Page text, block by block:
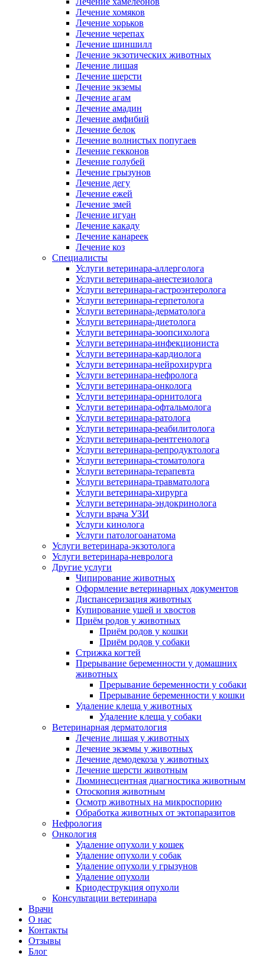
Лечение хомяков
Лечение хорьков
Лечение черепах
Лечение шиншилл
Лечение экзотических животных
Лечение лишая
Лечение шерсти
Лечение экземы
Лечение агам
Лечение амадин
Лечение амфибий
Лечение белок
Лечение волнистых попугаев
Лечение гекконов
Лечение голубей
Лечение грызунов
Лечение дегу
Лечение ежей
Лечение змей
Лечение игуан
Лечение какаду
Лечение канареек
Лечение коз
Специалисты
Услуги ветеринара-аллерголога
Услуги ветеринара-анестезиолога
Услуги ветеринара-гастроэнтеролога
Услуги ветеринара-герпетолога
Услуги ветеринара-дерматолога
Услуги ветеринара-диетолога
Услуги ветеринара-зоопсихолога
Услуги ветеринара-инфекциониста
Услуги ветеринара-кардиолога
Услуги ветеринара-нейрохирурга
Услуги ветеринара-нефролога
Услуги ветеринара-онколога
Услуги ветеринара-орнитолога
Услуги ветеринара-офтальмолога
Услуги ветеринара-ратолога
Услуги ветеринара-реабилитолога
Услуги ветеринара-рентгенолога
Услуги ветеринара-репродуктолога
Услуги ветеринара-стоматолога
Услуги ветеринара-терапевта
Услуги ветеринара-травматолога
Услуги ветеринара-хирурга
Услуги ветеринара-эндокринолога
Услуги врача УЗИ
Услуги кинолога
Услуги патологоанатома
Услуги ветеринара-экзотолога
Услуги ветеринара-невролога
Другие услуги
Чипирование животных
Оформление ветеринарных документов
Диспансеризация животных
Купирование ушей и хвостов
Приём родов у животных
Приём родов у кошки
Приём родов у собаки
Стрижка когтей
Прерывание беременности у домашних
животных
Прерывание беременности у собаки
Прерывание беременности у кошки
Удаление клеща у животных
Удаление клеща у собаки
Ветеринарная дерматология
Лечение лишая у животных
Лечение экземы у животных
Лечение демодекоза у животных
Лечение шерсти животным
Люминесцентная диагностика животным
Отоскопия животным
Осмотр животных на микроспорию
Обработка животных от эктопаразитов
Нефрология
Онкология
Удаление опухоли у кошек
Удаление опухоли у собак
Удаление опухоли у грызунов
Удаление опухоли
Криодеструкция опухоли
Консультации ветеринара
Врачи
О нас
Контакты
Отзывы
Блог